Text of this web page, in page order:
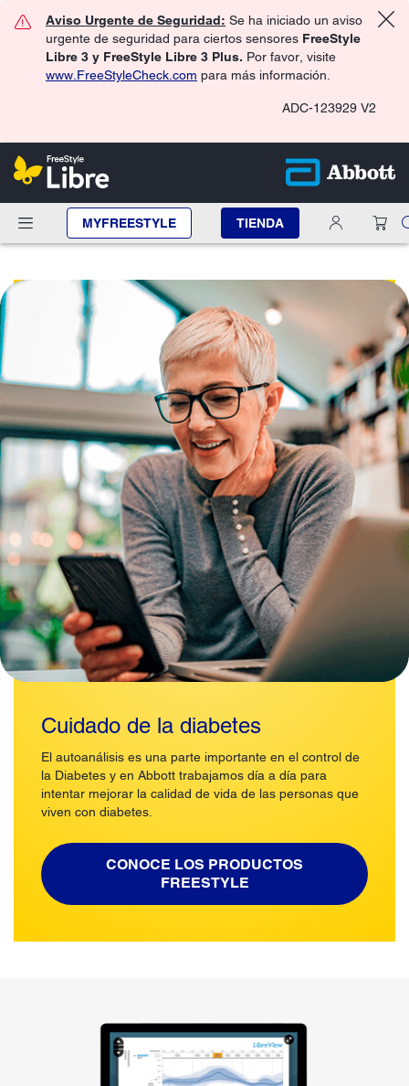
Aviso Urgente de Seguridad: Se ha iniciado un aviso
urgente de seguridad para ciertos sensores FreeStyle
Libre 3 y FreeStyle Libre 3 Plus. Por favor, visite
www.FreeStyleCheck.com para más información.
ADC-123929 V2
MYFREESTYLE TIENDA
Cuidado de la diabetes
El autoanálisis es una parte importante en el control de
la Diabetes y en Abbott trabajamos día a día para
intentar mejorar la calidad de vida de las personas que
viven con diabetes.
CONOCE LOS PRODUCTOS
FREESTYLE